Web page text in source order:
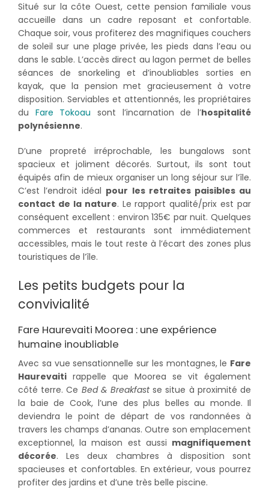
Situé sur la côte Ouest, cette pension familiale vous
accueille dans un cadre reposant et confortable.
Chaque soir, vous profiterez des magnifiques couchers
de soleil sur une plage privée, les pieds dans l’eau ou
dans le sable. L’accès direct au lagon permet de belles
séances de snorkeling et d’inoubliables sorties en
kayak, que la pension met gracieusement à votre
disposition. Serviables et attentionnés, les propriétaires
du Fare Tokoau sont l’incarnation de l’hospitalité
polynésienne.
D’une propreté irréprochable, les bungalows sont
spacieux et joliment décorés. Surtout, ils sont tout
équipés afin de mieux organiser un long séjour sur l’île.
C’est l’endroit idéal pour les retraites paisibles au
contact de la nature. Le rapport qualité/prix est par
conséquent excellent : environ 135€ par nuit. Quelques
commerces et restaurants sont immédiatement
accessibles, mais le tout reste à l’écart des zones plus
touristiques de l’île.
Les petits budgets pour la
convivialité
Fare Haurevaiti Moorea : une expérience
humaine inoubliable
Avec sa vue sensationnelle sur les montagnes, le Fare
Haurevaiti rappelle que Moorea se vit également
côté terre. Ce Bed & Breakfastse situe à proximité de
la baie de Cook, l’une des plus belles au monde. Il
deviendra le point de départ de vos randonnées à
travers les champs d’ananas. Outre son emplacement
exceptionnel, la maison est aussi magnifiquement
décorée. Les deux chambres à disposition sont
spacieuses et confortables. En extérieur, vous pourrez
profiter des jardins et d’une très belle piscine.